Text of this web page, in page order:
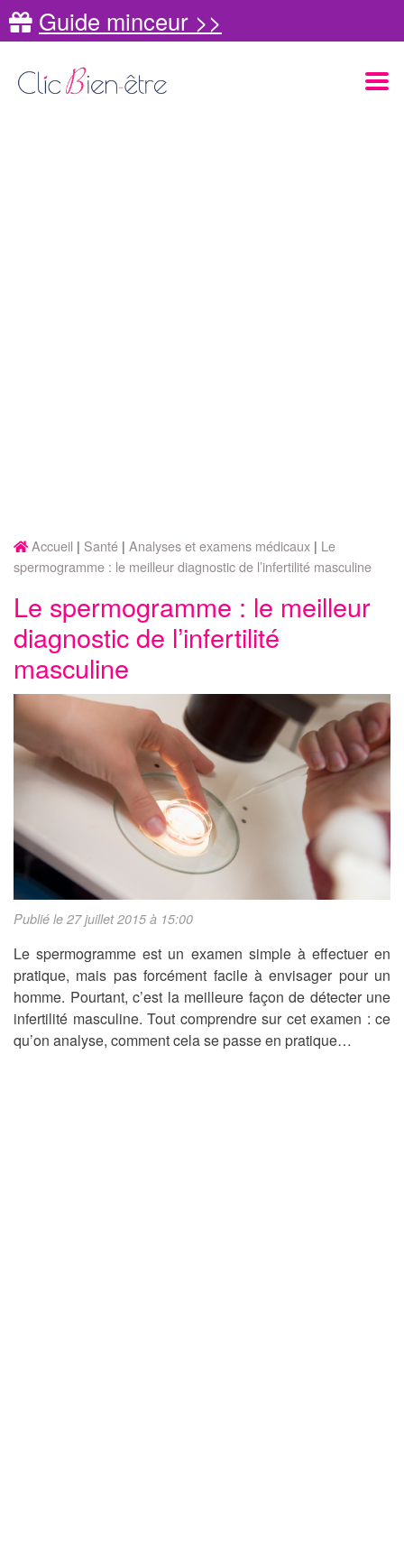
Guide minceur >>
Accueil Santé Analyses et examens médicaux
Le
spermogramme : le meilleur diagnostic de l’infertilité masculine
Le spermogramme : le meilleur
diagnostic de l’infertilité
masculine
Publié le 27 juillet 2015 à 15:00
Le spermogramme est un examen simple à effectuer en
pratique, mais pas forcément facile à envisager pour un
homme. Pourtant, c’est la meilleure façon de détecter une
infertilité masculine. Tout comprendre sur cet examen : ce
qu’on analyse, comment cela se passe en pratique…